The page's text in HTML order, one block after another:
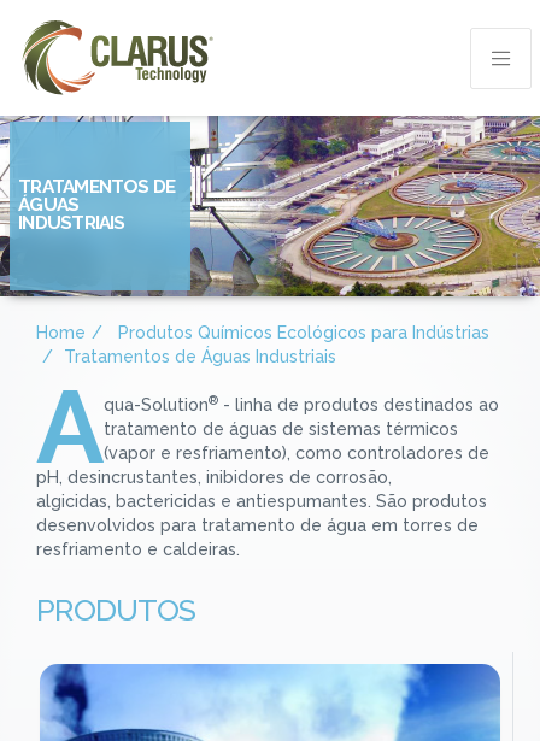
TRATAMENTOS DE
ÁGUAS
INDUSTRIAIS
Home
Produtos Químicos Ecológicos para Indústrias
Tratamentos de Águas Industriais
Aqua-Solution® - linha de produtos destinados ao
tratamento de águas de sistemas térmicos
(vapor e resfriamento), como controladores de
pH, desincrustantes, inibidores de corrosão,
algicidas, bactericidas e antiespumantes. São produtos
desenvolvidos para tratamento de água em torres de
resfriamento e caldeiras.
PRODUTOS